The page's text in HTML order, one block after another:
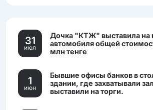
31
июл
Дочка "КТЖ" выставила на
автомобиля общей
млн тенге
1
июн
Бывшие офисы банков в
здании, где захватывали
выставили на торги.